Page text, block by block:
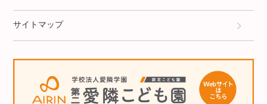
サイトマップ